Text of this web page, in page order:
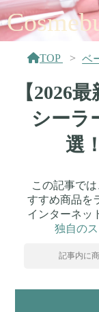
TOP ベ
【2026
シーラ
選
この記事で
すすめ商品を
インターネッ
独自の
記事内に